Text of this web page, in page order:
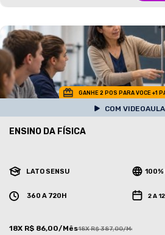
GANHE 2 POS PARA VOCE +1
COM
ENSINO DA FÍSICA
LATO SENSU 100%
360 A 720H 2 A
18X R$ 86,00/Mês18X R$ 387,00/Mês